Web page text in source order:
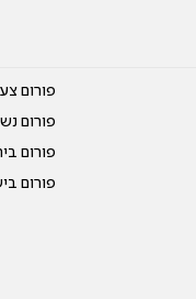
פורום
פורום
פורום
פורום